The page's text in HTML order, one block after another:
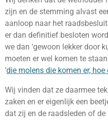
zijn en de stemming alvast
aanloop naar het
er dan definitief besloten
we dan ‘gewoon lekker door
moeten er wel komen te
‘die molens die komen er, hoe
Wij vinden dat ze daarmee
zaken en er eigenlijk een
dat zij en de raadsleden of